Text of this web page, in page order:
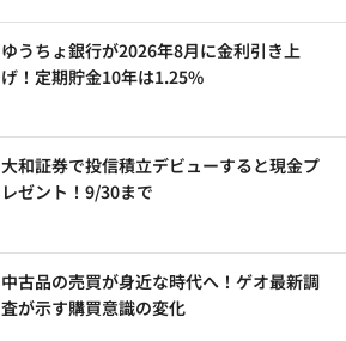
ゆうちょ銀行が2026年8月に金利引き上
げ！定期貯金10年は1.25%
大和証券で投信積立デビューすると現金プ
レゼント！9/30まで
中古品の売買が身近な時代へ！ゲオ最新調
査が示す購買意識の変化